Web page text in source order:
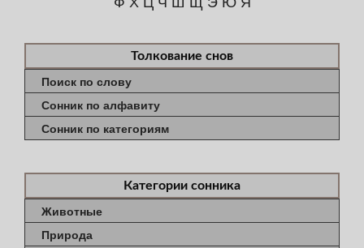
Толкование снов
Поиск по слову
Сонник по алфавиту
Сонник по категориям
Категории сонника
Животные
Природа